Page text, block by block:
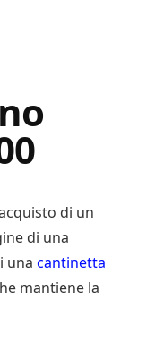
di un
di una
unacantinetta
mantiene la